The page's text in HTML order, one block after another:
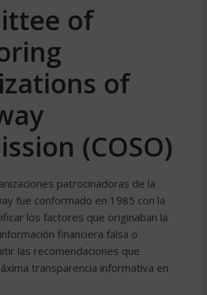
of
of
(COSO)
patrocinadoras de la
fue conformado en 1985 con la
los factores que originaban la
financiera falsa o
las recomendaciones que
transparencia informativa en